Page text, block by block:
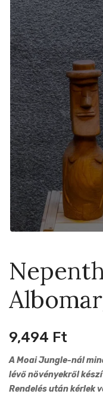
9,494 Ft
A Moai Jungle-nál
lévő növényekről
Rendelés után kérlek